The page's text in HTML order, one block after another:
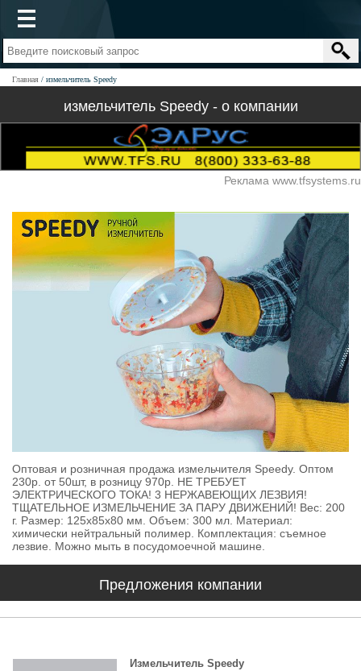
Главная измельчитель Speedy
измельчитель Speedy - о компании
Реклама www.tfsystems.ru
Оптовая и розничная продажа измельчителя Speedy. Оптом
230р. от 50шт, в розницу 970р. НЕ ТРЕБУЕТ
ЭЛЕКТРИЧЕСКОГО ТОКА! 3 НЕРЖАВЕЮЩИХ ЛЕЗВИЯ!
ТЩАТЕЛЬНОЕ ИЗМЕЛЬЧЕНИЕ ЗА ПАРУ ДВИЖЕНИЙ! Вес: 200
г. Размер: 125х85х80 мм. Объем: 300 мл. Материал:
химически нейтральный полимер. Комплектация: съемное
лезвие. Можно мыть в посудомоечной машине.
Предложения компании
Измельчитель Speedy